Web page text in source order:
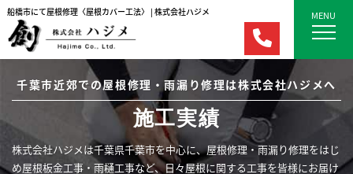
船橋市にて屋根修理〈屋根カバー工法〉 | 株式会社ハジメ MENU
千葉市近郊での屋根修理・雨漏り修理は株式会社ハジメへ
施工実績
株式会社ハジメは千葉県千葉市を中心に、屋根修理・雨漏り修理をはじ
め屋根板金工事・雨樋工事など、日々屋根に関する工事を皆様にお届け